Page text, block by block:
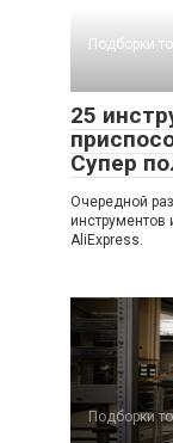
Подборки
25
Супер
Очередной
инструментов
AliExpress.
Подборки